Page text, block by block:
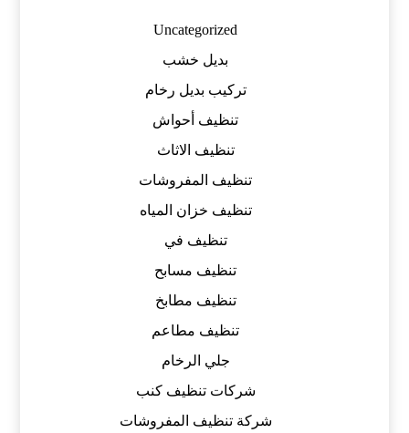
Uncategorized
بديل خشب
تركيب بديل رخام
تنظيف أحواش
تنظيف الاثاث
تنظيف المفروشات
تنظيف خزان المياه
تنظيف في
تنظيف مسابح
تنظيف مطابخ
تنظيف مطاعم
جلي الرخام
شركات تنظيف كنب
شركة تنظيف المفروشات